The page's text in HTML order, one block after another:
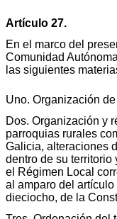
Artículo 27.
En el marco del
Comunidad
las siguientes
Uno. Organización
Dos. Organización y
parroquias rurales
Galicia, alteraciones
dentro de su territorio
el Régimen Local
al amparo del
dieciocho, de la